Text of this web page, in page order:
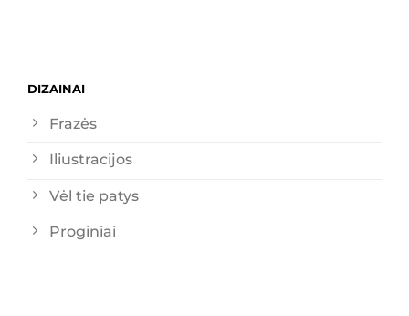
DIZAINAI
Frazės
Iliustracijos
Vėl tie patys
Proginiai